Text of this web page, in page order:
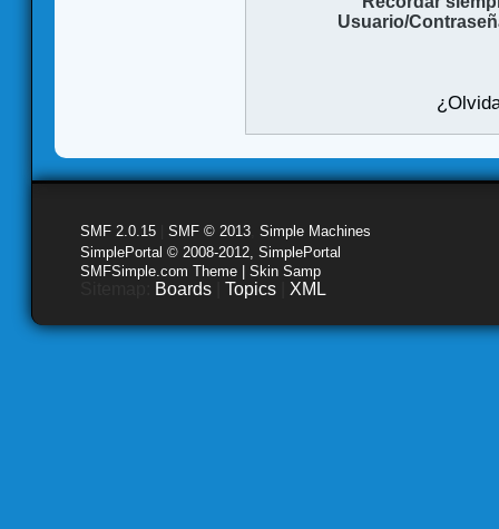
Usuario/
SMF 2.0.15 SMF © 2013 Simple Machines
SimplePortal © 2008-2012, SimplePortal
SMFSimple.com Theme | Skin Samp
Boards Topics XML